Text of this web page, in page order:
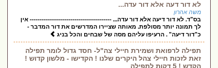
לא דור דעה אלא דור עדה...
משה אהרון
בס"ד. לא דור דיעה אלא דור עדה... ------------------------------------------ אין
לך תמונה יותר מסולפת. מאותה שציירו המדרשים את דור המדבר -
כ"דור דיעה" . הרעיפו עליהם מסה של שבחים והכל בניג
תפילה לרפואת ושמירת חיילי צה"ל- חסד גדול לומר תפילה
זאת לזכות חיילי צהל היקרים שלנו ! הקדישו - מלשון קדוש !
הקדש ! 5 דקות לתפילה